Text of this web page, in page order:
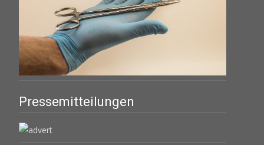
Pressemitteilungen